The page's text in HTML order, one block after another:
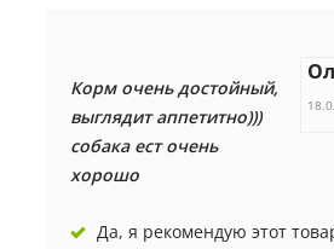
Корм очень достойный,
выглядит аппетитно)))
собака ест очень
хорошо
Да, я рекомендую этот